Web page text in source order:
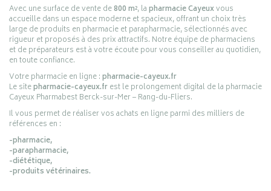
Avec une surface de vente de800 m², lapharmacie Cayeuxvous
accueille dans un espace moderne et spacieux, offrant un choix très
large de produits en pharmacie et parapharmacie, sélectionnés avec
rigueur et proposés à des prix attractifs. Notre équipe de pharmaciens
et de préparateurs est à votre écoute pour vous conseiller au quotidien,
en toute confiance.
Votre pharmacie en ligne :pharmacie-cayeux.fr
Le sitepharmacie-cayeux.frest le prolongement digital de la pharmacie
Cayeux Pharmabest Berck-sur-Mer – Rang-du-Fliers.
Il vous permet de réaliser vos achats en ligne parmi des milliers de
références en :
-pharmacie,
-parapharmacie,
-diététique,
-produits vétérinaires.